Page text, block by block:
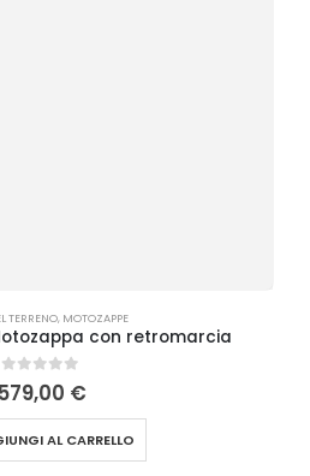
TERRENO, MOTOZAPPE
con retromarcia
0Su 5
579,00 €
AL CARRELLO